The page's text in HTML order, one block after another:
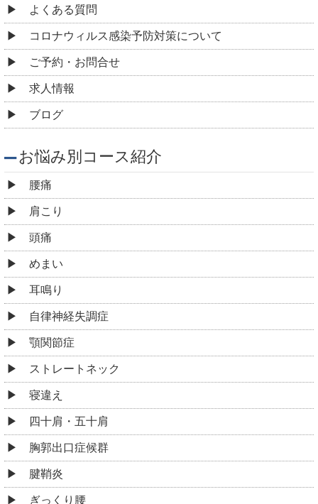
よくある質問
コロナウィルス感染予防対策について
ご予約・お問合せ
求人情報
ブログ
お悩み別コース紹介
腰痛
肩こり
頭痛
めまい
耳鳴り
自律神経失調症
顎関節症
ストレートネック
寝違え
四十肩・五十肩
胸郭出口症候群
腱鞘炎
ぎっくり腰